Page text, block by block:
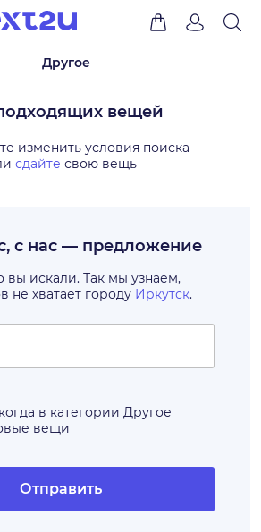
Другое
вещей
изменить условия поиска
сдайте свою вещь
с нас — предложение
вы искали. Так мы узнаем,
не хватает городу Иркутск.
в категории Другое
вещи
Отправить